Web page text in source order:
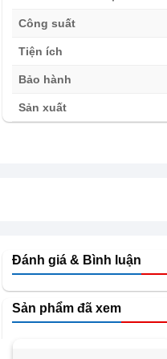
Công suất
Tiện ích
Bảo hành
Sản xuất
Đánh giá & Bình luận
Sản phẩm đã xem